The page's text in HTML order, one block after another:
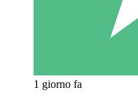
1 giorno fa